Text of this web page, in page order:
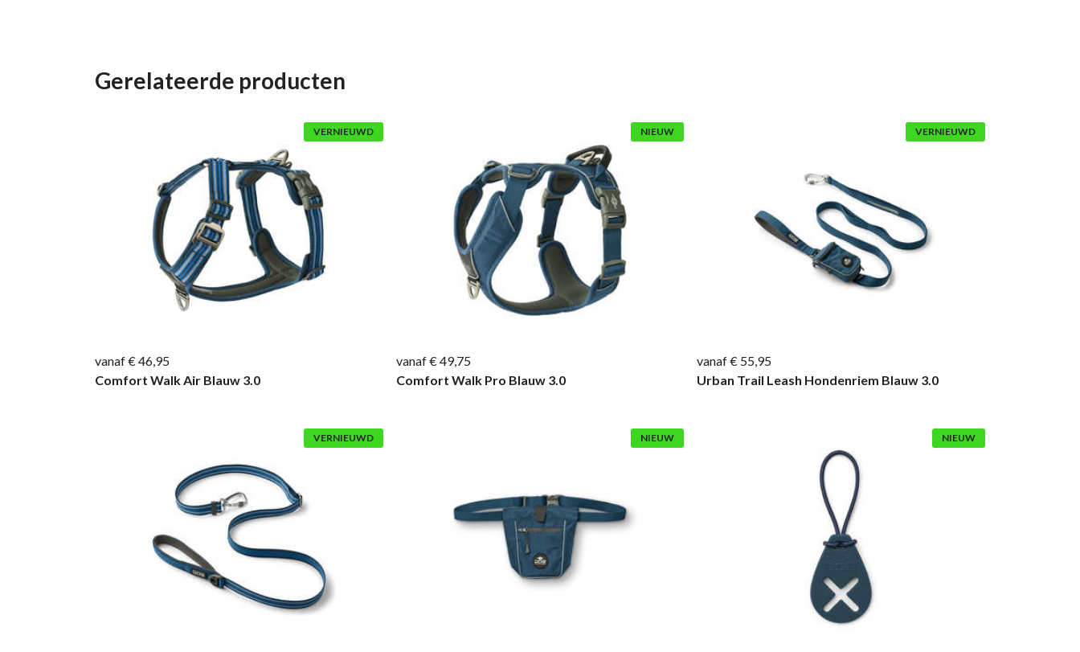
Gerelateerde producten
VERNIEUWD
vanaf € 46,95
Comfort Walk Air Blauw 3.0
NIEUW
vanaf € 49,75
Comfort Walk Pro Blauw 3.0
VERNIEUWD
vanaf € 55,95
Urban Trail Leash Hondenriem Blauw 3.0
VERNIEUWD NIEUW NIEUW